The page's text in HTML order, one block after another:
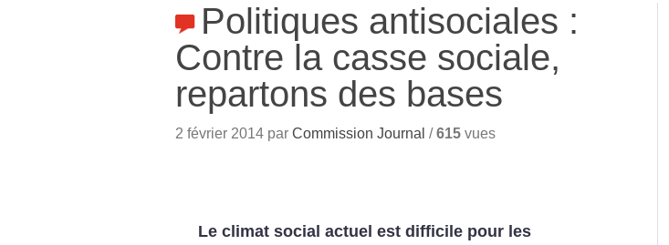
Politiques antisociales :
Contre la casse sociale,
repartons des bases
2 février 2014 par Commission Journal /615 vues
Le climat social actuel est difficile pour les